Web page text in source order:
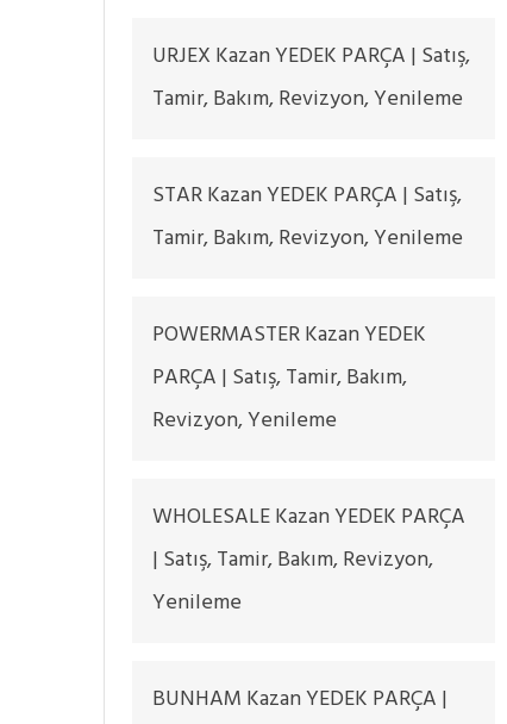
URJEX Kazan YEDEK PARÇA | Satış,
Tamir, Bakım, Revizyon, Yenileme
STAR Kazan YEDEK PARÇA | Satış,
Tamir, Bakım, Revizyon, Yenileme
POWERMASTER Kazan YEDEK
PARÇA | Satış, Tamir, Bakım,
Revizyon, Yenileme
WHOLESALE Kazan YEDEK PARÇA
| Satış, Tamir, Bakım, Revizyon,
Yenileme
BUNHAM Kazan YEDEK PARÇA |